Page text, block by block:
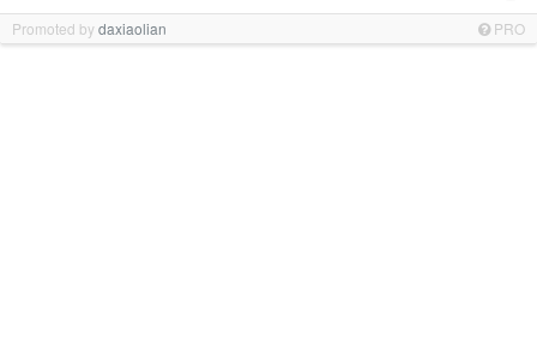
Promoted bydaxiaolian PRO